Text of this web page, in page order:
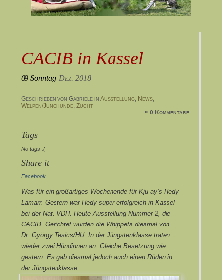
CACIB in Kassel
09 Sonntag Dez. 2018
Geschrieben von Gabriele in Ausstellung, News,
Welpen/Junghunde, Zucht
≈ 0 Kommentare
Tags
No tags :(
Share it
Facebook
Was für ein großartiges Wochenende für Kju ay’s Hedy
Lamarr. Gestern war Hedy super erfolgreich in Kassel
bei der Nat. VDH. Heute Ausstellung Nummer 2, die
CACIB. Gerichtet wurden die Whippets diesmal von
Dr. György Tesics/HU. In der Jüngstenklasse traten
wieder zwei Hündinnen an. Gleiche Besetzung wie
gestern. Es gab diesmal jedoch auch einen Rüden in
der Jüngstenklasse.